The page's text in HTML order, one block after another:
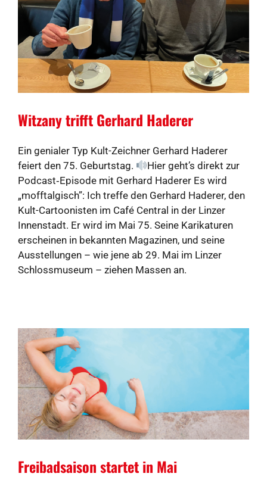
Witzany trifft Gerhard Haderer
Ein genialer Typ Kult-Zeichner Gerhard Haderer
feiert den 75. Geburtstag.
Hier geht’s direkt zur
Podcast‑Episode mit Gerhard Haderer Es wird
„mofftalgisch”: Ich treffe den Gerhard Haderer, den
Kult-Cartoonisten im Café Central in der Linzer
Innenstadt. Er wird im Mai 75. Seine Karikaturen
erscheinen in bekannten Magazinen, und seine
Ausstellungen – wie jene ab 29. Mai im Linzer
Schlossmuseum – ziehen Massen an.
Freibadsaison startet in Mai